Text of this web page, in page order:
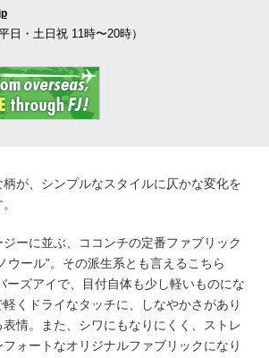
日・土日祝 11時〜20時）
が、シンプルなスタイルに仄かな変化を
ーに並ぶ、ココンチの定番ファブリック
ウール”。その派生系とも言えるこちら
ーズアイで、目付自体も少し軽いものにな
くドライなタッチに、しなやかさがあり
表情。また、シワにもなりにくく、ストレ
ォートなオリジナルファブリックになり